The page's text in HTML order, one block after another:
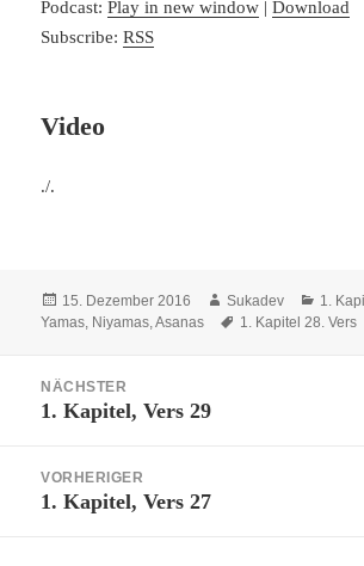
Podcast:Play in new window |Download
Subscribe:RSS
Video
./.
Veröffentlicht
am
15. Dezember 2016 Autor
Sukadev 1.
Yamas, Niyamas, Asanas
Schlagwörter
1. Kapitel 28. Vers
NÄCHSTER
Nächster
1. Kapitel, Vers 29
VORHERIGER
Vorheriger
1. Kapitel, Vers 27